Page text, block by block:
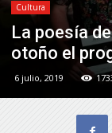
Cultura
La poesía
otoño el
6 julio, 2019